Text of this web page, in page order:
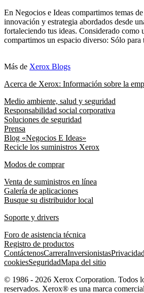
En Negocios e Ideas compartimos temas
innovación y estrategia abordados desde
fortaleciendo tus ideas. Considerado como
compartimos un espacio diverso: Sólo para
Más de Xerox Blogs
Acerca de Xerox: Información sobre la
Medio ambiente, salud y seguridad
Responsabilidad social corporativa
Soluciones de seguridad
Prensa
Blog «Negocios E Ideas»
Recicle los suministros Xerox
Modos de comprar
Venta de suministros en línea
Galería de aplicaciones
Busque su distribuidor local
Soporte y drivers
Foro de asistencia técnica
Registro de productos
ContáctenosCarreraInversionistas
cookiesSeguridadMapa del sitio
© 1986 - 2026 Xerox Corporation. Todos
reservados. Xerox® es una marca